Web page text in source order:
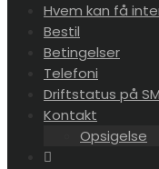
Hvem kan få
Bestil
Betingelser
Telefoni
Driftstatus på
Kontakt
Opsigelse